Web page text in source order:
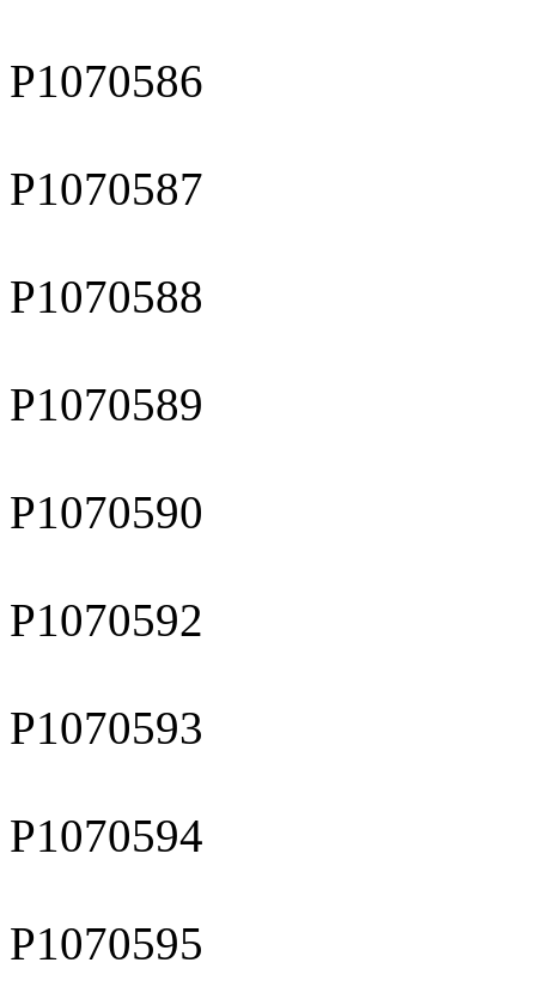
P1070586
P1070587
P1070588
P1070589
P1070590
P1070592
P1070593
P1070594
P1070595